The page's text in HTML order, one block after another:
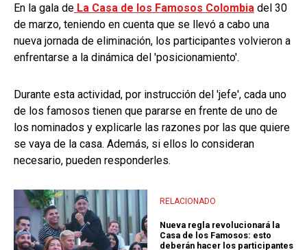
En la gala de La Casa de los Famosos Colombia del 30
de marzo, teniendo en cuenta que se llevó a cabo una
nueva jornada de eliminación, los participantes volvieron a
enfrentarse a la dinámica del 'posicionamiento'.
Durante esta actividad, por instrucción del 'jefe', cada uno
de los famosos tienen que pararse en frente de uno de
los nominados y explicarle las razones por las que quiere
se vaya de la casa. Además, si ellos lo consideran
necesario, pueden responderles.
RELACIONADO
Nueva regla revolucionará la
Casa de los Famosos: esto
deberán hacer los participantes